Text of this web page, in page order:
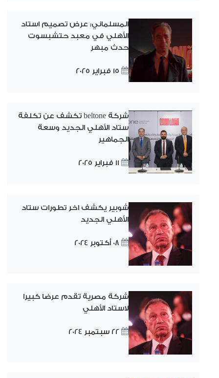
المسلماني: عرض تصميم استاد
الأهلي في معبد حتشبسوت
حدث مبهر
15 فبراير 2025
شركة beltone تكشف عن تكلفة
ستاد الأهلي الجديد وسعة
الجماهير
11 فبراير 2025
شوبير يكشف اخر تطورات ستاد
الأهلي الجديد
08 أكتوبر 2024
شركة مصرية تقدم عرضا كبيرا
لاستاد الأهلي
22 سبتمبر 2024